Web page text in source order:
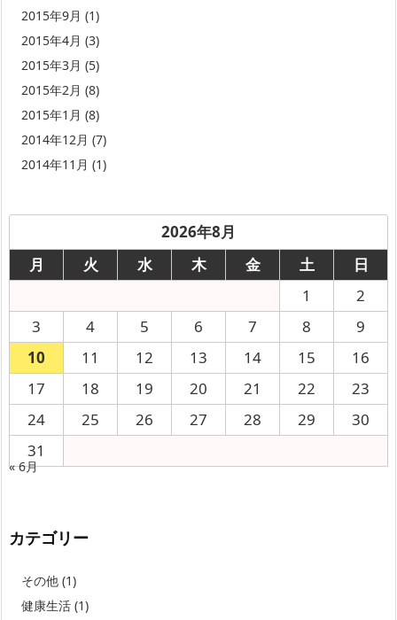
2015年9月 (1)
2015年4月 (3)
2015年3月 (5)
2015年2月 (8)
2015年1月 (8)
2014年12月 (7)
2014年11月 (1)
2026年8月
月
火 水 木 金 土
日
1
2
3
4 5 6 7 8
9
10
11 12 13 14 15
16
17
18 19 20 21 22
23
24
25 26 27 28 29
30
31
« 6月
カテゴリー
その他 (1)
健康生活 (1)